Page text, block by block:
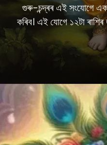
গুৰু-চন্দ্ৰৰ এই সংযোগে এক